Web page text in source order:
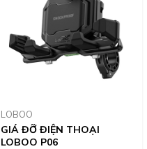
LOBOO
GIÁ ĐỠ ĐIỆN THOẠI
LOBOO P06